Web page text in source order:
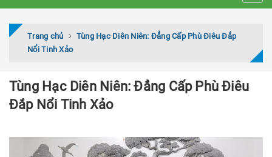
Trang chủ
Tùng Hạc Diên Niên: Đẳng Cấp Phù Điêu Đắp
Nổi Tinh Xảo
Tùng Hạc Diên Niên: Đẳng Cấp Phù Điêu
Đắp Nổi Tinh Xảo